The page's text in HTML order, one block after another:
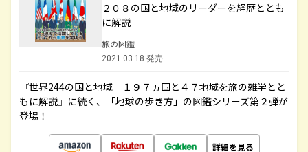
２０８の国と地域のリーダーを経歴ととも
に解説
旅の図鑑
2021.03.18 発売
『世界244の国と地域 １９７ヵ国と４７地域を旅の雑学とと
もに解説』に続く、「地球の歩き方」の図鑑シリーズ第２弾が
登場！
詳細を見る